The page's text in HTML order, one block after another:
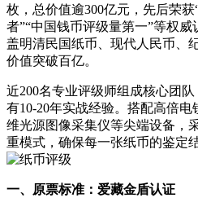
枚，总价值逾300亿元，先后荣
者”“中国钱币评级量第一”等权
盖明清民国纸币、现代人民币、
价值突破百亿。
近200名专业评级师组成核心团
有10-20年实战经验。搭配高倍
维光源图像采集仪等尖端设备，
重模式，确保每一张纸币的鉴定
一、原票标准：爱藏金盾认证